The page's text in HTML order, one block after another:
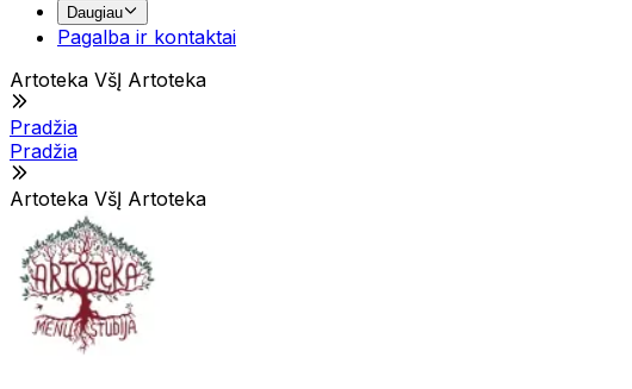
Daugiau
Pagalba ir kontaktai
Artoteka VšĮ Artoteka
Pradžia
Pradžia
Artoteka VšĮ Artoteka